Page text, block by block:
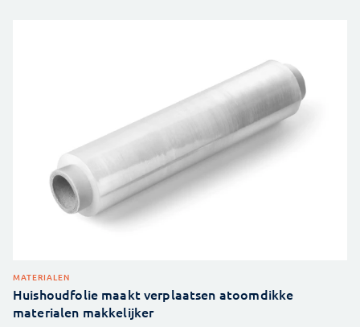
MATERIALEN
Huishoudfolie maakt verplaatsen atoomdikke
materialen makkelijker